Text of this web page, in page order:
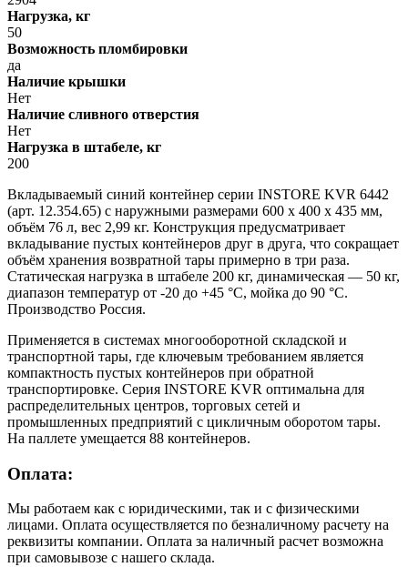
Нагрузка, кг
50
Возможность пломбировки
да
Наличие крышки
Нет
Наличие сливного отверстия
Нет
Нагрузка в штабеле, кг
200
Вкладываемый синий контейнер серии INSTORE KVR 6442
(арт. 12.354.65) с наружными размерами 600 х 400 х 435 мм,
объём 76 л, вес 2,99 кг. Конструкция предусматривает
вкладывание пустых контейнеров друг в друга, что сокращает
объём хранения возвратной тары примерно в три раза.
Статическая нагрузка в штабеле 200 кг, динамическая — 50 кг,
диапазон температур от -20 до +45 °C, мойка до 90 °C.
Производство Россия.
Применяется в системах многооборотной складской и
транспортной тары, где ключевым требованием является
компактность пустых контейнеров при обратной
транспортировке. Серия INSTORE KVR оптимальна для
распределительных центров, торговых сетей и
промышленных предприятий с цикличным оборотом тары.
На паллете умещается 88 контейнеров.
Оплата:
Мы работаем как с юридическими, так и с физическими
лицами. Оплата осуществляется по безналичному расчету на
реквизиты компании. Оплата за наличный расчет возможна
при самовывозе с нашего склада.